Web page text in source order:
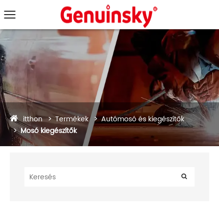
itthon Termékek
Autómosó és kiegészítők
Mosó kiegészítők